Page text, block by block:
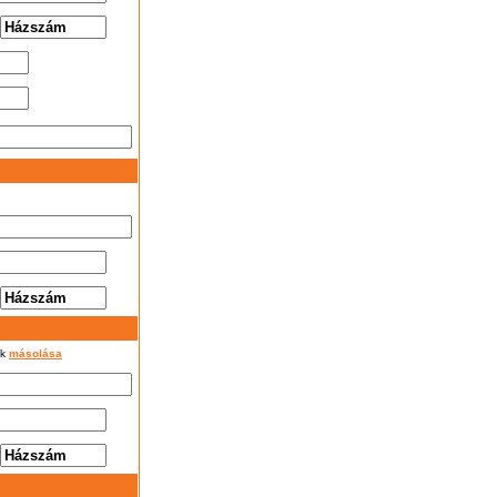
másolása